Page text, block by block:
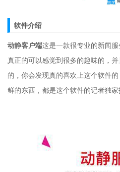
软件介绍
动静客户端这是一款很专业的新闻
真正的可以感觉到很多的趣味的，
的，你会发现真的喜欢上这个软件
鲜的东西，都是这个软件的记者独家